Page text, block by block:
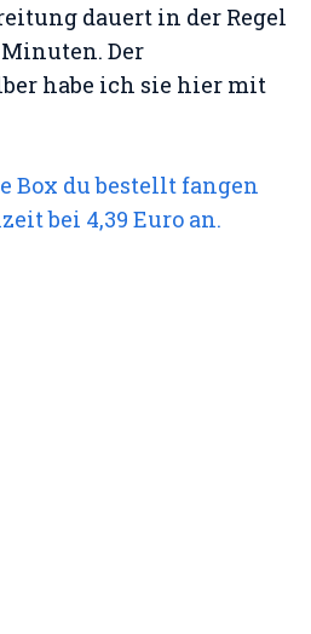
dauert in der Regel
Der
habe ich sie hier mit
Box du bestellt fangen
bei 4,39 Euro an.